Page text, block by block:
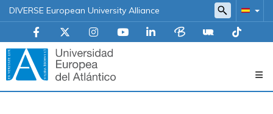
DIVERSE European University Alliance